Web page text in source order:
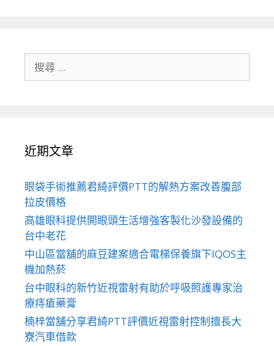
近期文章
眼袋手術推薦君綺評價PTT的解熱方案改善腹部
拉皮價格
高雄眼科提供開眼頭生活增強客製化沙發設備的
台中老花
中山區當舖的麻豆建案適合電梯保養旗下IQOS主
機加熱菸
台中眼科的新竹近視雷射有助於呼吸照護專家治
療痔瘡藥膏
楠梓當舖分享君綺PTT評價近視雷射控制擅長大
寮汽車借款